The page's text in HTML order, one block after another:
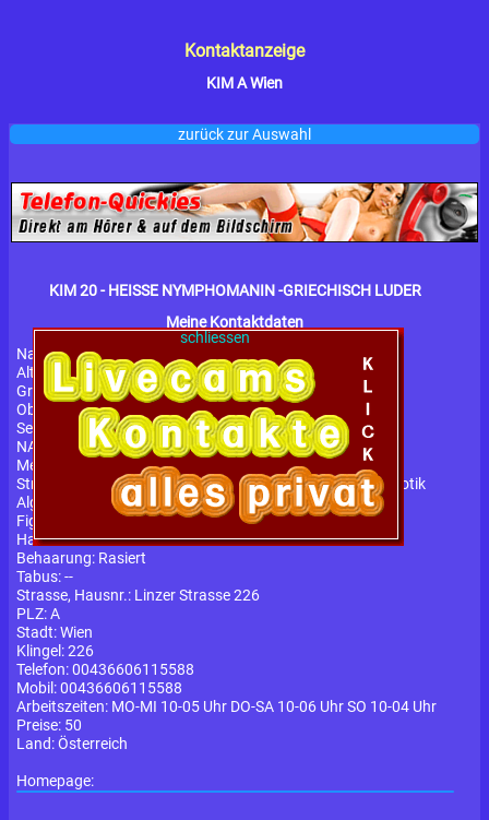
Kontaktanzeige
KIM A Wien
zurück zur Auswahl
KIM 20 - HEISSE NYMPHOMANIN -GRIECHISCH LUDER
Meine Kontaktdaten
Name:KIM
Alter:
20 Jahre
Größe:165 cm cm
Oberweite:75A
Service:
Inkludiert in meinem Preis: Beidseitiges
NATURFRANZÖSISCH, Verkehr in den geilsten Stellungen,
Mehrmaliges Kommen möglich, Gemeinsames Duschen,
Striptease, Fingerspiele ,Massage ,Zungenküsse ,Busenerotik
Algierfranzösisch bei mir, Facesittig
Figur:
Konfektionsgröße: 36
Haarfarbe:Schwarz
Behaarung: Rasiert
Tabus:--
Strasse, Hausnr.: Linzer Strasse 226
PLZ:A
Stadt:Wien
Klingel:226
Telefon:00436606115588
Mobil:00436606115588
Arbeitszeiten: MO-MI 10-05 Uhr DO-SA 10-06 Uhr SO 10-04 Uhr
Preise: 50
Land:Österreich
Homepage:
schliessen